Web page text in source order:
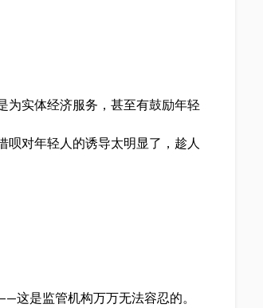
为实体经济服务，甚至有鼓励年轻
呗对年轻人的诱导太明显了，趁人
这是监管机构万万无法容忍的。